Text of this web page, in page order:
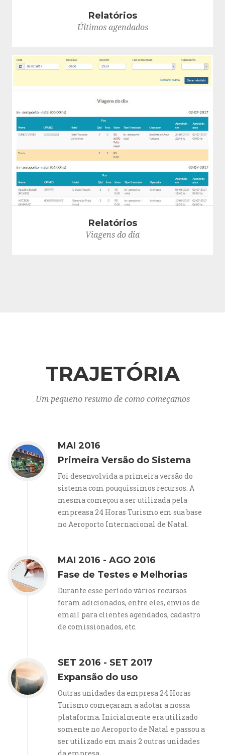
Relatórios
Últimos agendados
Relatórios
Viagens do dia
TRAJETÓRIA
Um pequeno resumo de como começamos
MAI 2016
Primeira Versão do Sistema
Foi desenvolvida a primeira versão do
sistema com pouquissimos recursos. A
mesma começou a ser utilizada pela
empreasa 24 Horas Turismo em sua base
no Aeroporto Internacional de Natal.
MAI 2016 - AGO 2016
Fase de Testes e Melhorias
Durante esse período vários recursos
foram adicionados, entre eles, envios de
email para clientes agendados, cadastro
de comissionados, etc.
SET 2016 - SET 2017
Expansão do uso
Outras unidades da empresa 24 Horas
Turismo começaram a adotar a nossa
plataforma. Inicialmente era utilizado
somente no Aeroporto de Natal e passou a
ser utilizado em mais 2 outras unidades